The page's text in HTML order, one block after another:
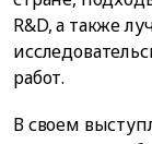
R&D, а также
работ.
В своем